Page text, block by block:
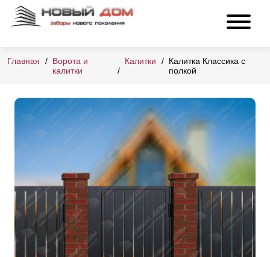
Главная
Ворота и
калитки
Калитки
Калитка Классика с
полкой